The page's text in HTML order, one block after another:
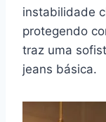
instabilidade
protegendo
traz uma
jeans básica.